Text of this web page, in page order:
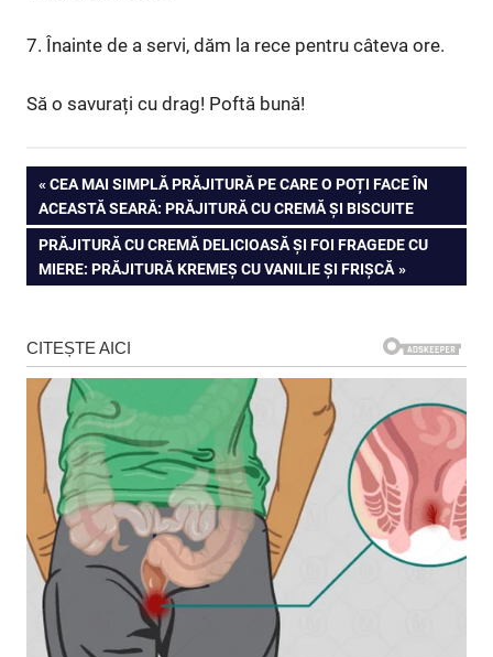
7. Înainte de a servi, dăm la rece pentru câteva ore.
Să o savurați cu drag! Poftă bună!
Navigare
în
articole
PREVIOUS
POST:
CEA MAI SIMPLĂ PRĂJITURĂ PE CARE O POȚI FACE ÎN
ACEASTĂ SEARĂ: PRĂJITURĂ CU CREMĂ ȘI BISCUITE
NEXT
POST:
PRĂJITURĂ CU CREMĂ DELICIOASĂ ȘI FOI FRAGEDE CU
MIERE: PRĂJITURĂ KREMEȘ CU VANILIE ȘI FRIȘCĂ